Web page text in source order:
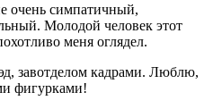
очень симпатичный,
Молодой человек этот
меня оглядел.
завотделом кадрами. Люблю,
фигурками!